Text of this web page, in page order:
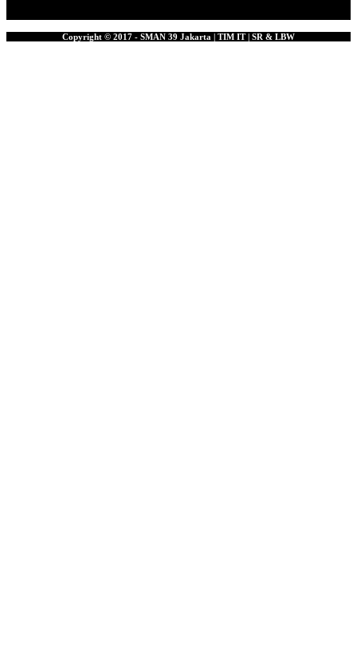
Copyright © 2017 - SMAN 39 Jakarta | TIM IT | SR & LBW